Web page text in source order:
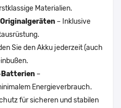
Materialien.
– Inklusive
Sie den Akku jederzeit (auch
Batterien –
Energieverbrauch.
für sicheren und stabilen